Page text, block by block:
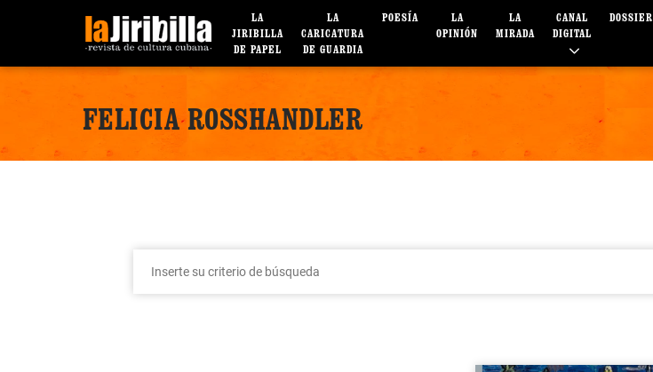
LA
JIRIBILLA
DE PAPEL
LA
CARICATURA
DE GUARDIA
POESÍA
LA
OPINIÓN
LA
MIRADA
CANAL
DIGITAL
DOSSIER
FELICIA ROSSHANDLER